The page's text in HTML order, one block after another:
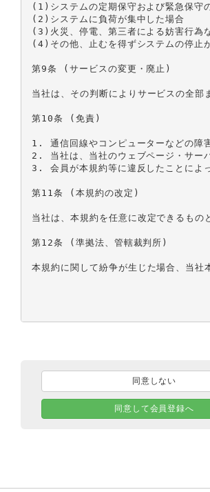
(1)システムの定期保守および緊急保守
(2)システムに負荷が集中した場合
(3)火災、停電、第三者による妨害行為
(4)その他、止むを得ずシステムの停止
第9条 (サービスの変更・廃止)
当社は、その判断によりサービスの全
第10条 (免責)
1. 通信回線やコンピューターなどの障
2. 当社は、当社のウェブページ・サー
3. 会員が本規約等に違反したことによ
第11条 (本規約の改定)
当社は、本規約を任意に改定できるも
第12条 (準拠法、管轄裁判所)
本規約に関して紛争が生じた場合、当
同意しない
同意して会員登録へ